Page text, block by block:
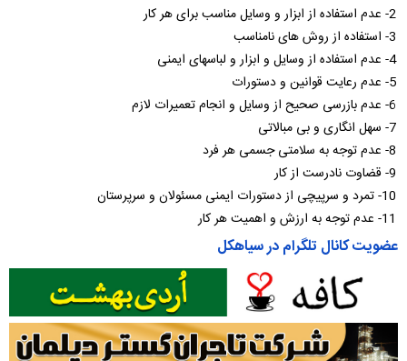
2- عدم استفاده از ابزار و وسایل مناسب برای هر کار
3- استفاده از روش های نامناسب
4- عدم استفاده از وسایل و ابزار و لباسهای ایمنی
5- عدم رعایت قوانین و دستورات
6- عدم بازرسی صحیح از وسایل و انجام تعمیرات لازم
7- سهل انگاری و بی مبالاتی
8- عدم توجه به سلامتی جسمی هر فرد
9- قضاوت نادرست از کار
10- تمرد و سرپیچی از دستورات ایمنی مسئولان و سرپرستان
11- عدم توجه به ارزش و اهمیت هر کار
عضویت کانال تلگرام در سیاهکل